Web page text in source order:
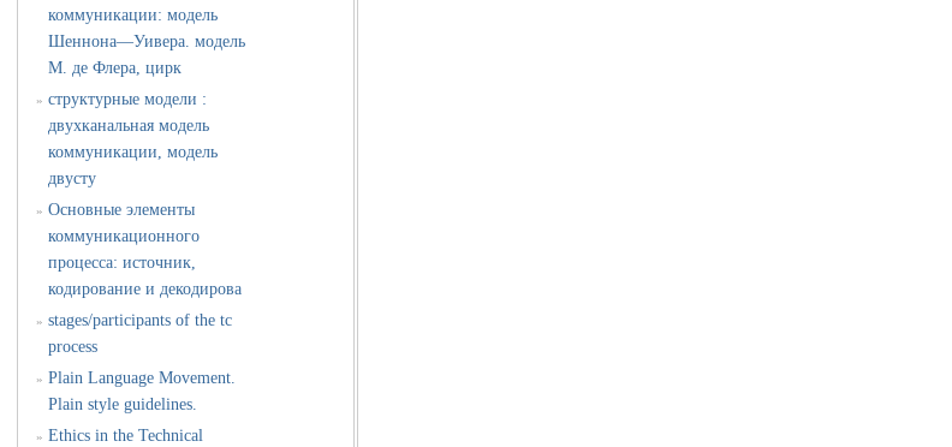
коммуникации: модель
Шеннона—Уивера. модель
М. де Флера, цирк
» структурные модели :
двухканальная модель
коммуникации, модель
двусту
» Основные элементы
коммуникационного
процесса: источник,
кодирование и декодирова
» stages/participants of the tc
process
» Plain Language Movement.
Plain style guidelines.
» Ethics in the Technical